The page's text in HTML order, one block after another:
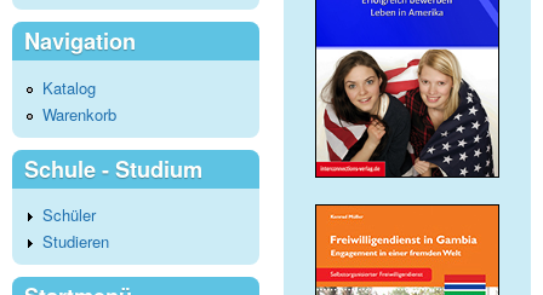
Navigation
Katalog
Warenkorb
Schule - Studium
Schüler
Studieren